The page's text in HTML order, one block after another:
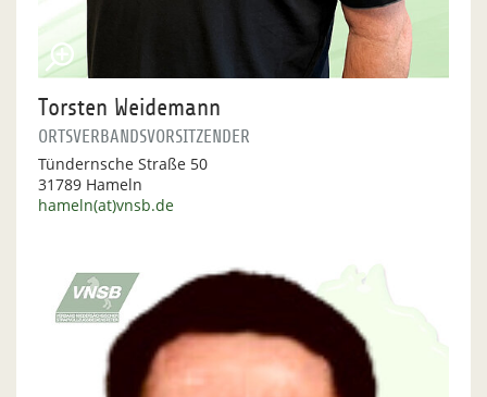
Torsten Weidemann
ORTSVERBANDSVORSITZENDER
Tündernsche Straße 50
31789 Hameln
hameln(at)vnsb.de